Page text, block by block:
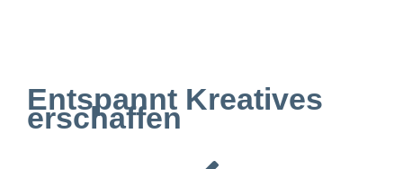
Entspannt Kreatives
erschaffen